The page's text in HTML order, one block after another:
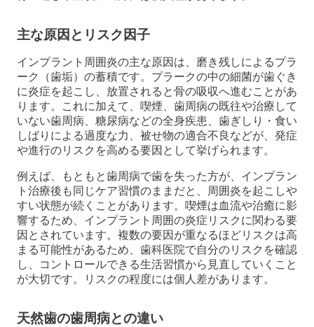
主な原因とリスク因子
インプラント周囲炎の主な原因は、磨き残しによるプラ
ーク（歯垢）の蓄積です。プラークの中の細菌が歯ぐき
に炎症を起こし、放置されると骨の吸収へ進むことがあ
ります。これに加えて、喫煙、歯周病の既往や治療して
いない歯周病、糖尿病などの全身疾患、歯ぎしり・食い
しばりによる過度な力、被せ物の適合不良などが、発症
や進行のリスクを高める要因として挙げられます。
例えば、もともと歯周病で歯を失った方が、インプラン
ト治療後も同じケア習慣のままだと、周囲炎を起こしや
すい状態が続くことがあります。喫煙は血流や治癒に影
響するため、インプラント周囲の炎症リスクに関わる要
因とされています。複数の要因が重なるほどリスクは高
まる可能性があるため、歯科医院で自分のリスクを確認
し、コントロールできる生活習慣から見直していくこと
が大切です。リスクの程度には個人差があります。
天然歯の歯周病との違い